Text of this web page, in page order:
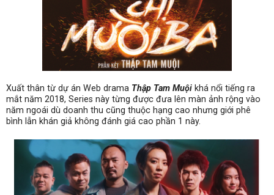
Xuất thân từ dự án Web drama Thập Tam Muội khá nổi tiếng ra
mắt năm 2018, Series này từng được đưa lên màn ảnh rộng vào
năm ngoái dù doanh thu cũng thuộc hạng cao nhưng giới phê
bình lẫn khán giả không đánh giá cao phần 1 này.